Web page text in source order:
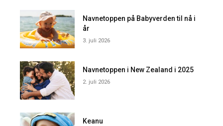
Navnetoppen på Babyverden til nå i
år
3. juli 2026
Navnetoppen i New Zealand i 2025
2. juli 2026
Keanu